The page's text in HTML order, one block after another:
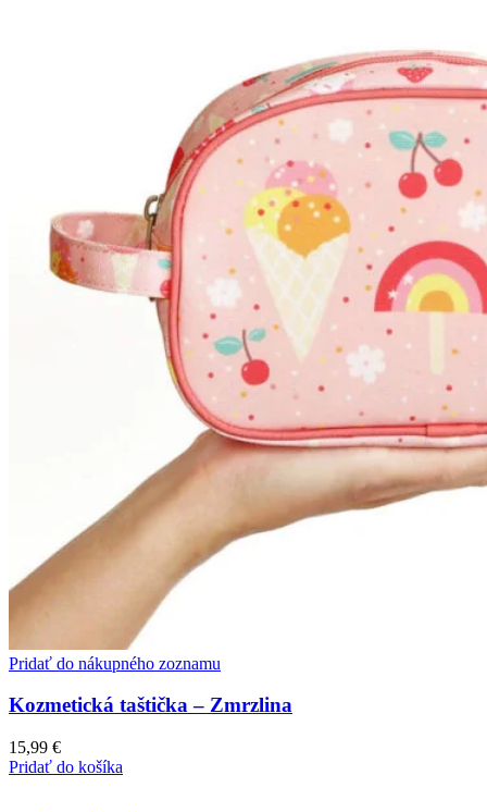
Pridať do nákupného zoznamu
Kozmetická taštička – Zmrzlina
15,99 €
Pridať do košíka